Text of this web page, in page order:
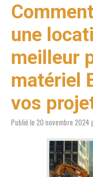
une
meilleur
matériel
vos
Publié le 20 novembre 2024